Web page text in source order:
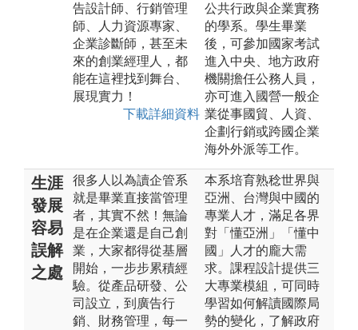
告設計師、行銷管理
師、人力資源專家、
企業診斷師，甚至未
來的創業經理人，都
能在這裡找到舞台、
展現實力！
下載詳細資料
公共行政與企業實務
的學系。學生畢業
後，可參加國家考試
進入中央、地方政府
機關擔任公務人員，
亦可進入國營一般企
業從事國貿、人資、
企劃行銷或跨國企業
海外外派等工作。
生涯
發展
容易
誤解
之處
很多人以為讀企管系
就是畢業直接當管理
者，其實不然！無論
是在企業還是自己創
業，大家都得從基層
開始，一步步累積經
驗。從產品研發、公
司設立，到廣告行
銷、財務管理，每一
本系培育熟稔世界與
亞洲、台灣與中國的
專業人才，滿足各界
對「懂亞洲」「懂中
國」人才的龐大需
求。課程設計提供三
大專業模組，可同時
學習如何解讀國際局
勢的變化，了解政府